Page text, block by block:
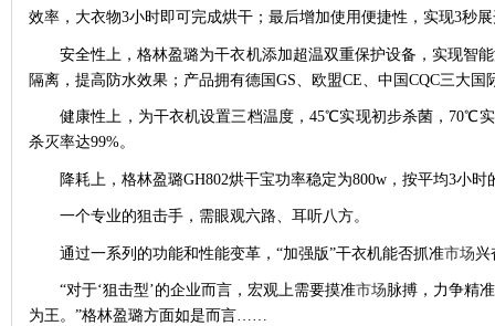
效率，大衣物3小时即可完成烘干；最后增加使用便捷性，实现3秒
安全性上，格林盈璐为干衣机添加超温双重保护设备，实现智
隔离，提高防水效果；产品拥有德国GS、欧盟CE、中国CQC三大国
健康性上，为干衣机设置三档温度，45℃实现初步杀菌，70℃
杀灭率达99%。
降耗上，格林盈璐GH802烘干宝功率稳定为800w，按平均3小
一个专业的狙击手，需眼观六路、耳听八方。
通过一系列的功能和性能变革，“加强版”干衣机能否抓准市场兴
“对于‘狙击型’的企业而言，宏观上需要摸准市场脉搏，力争精
为王。”格林盈璐方面如是而言……